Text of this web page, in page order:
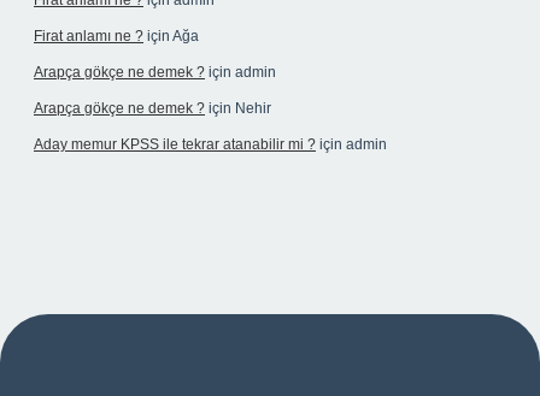
Firat anlamı ne ? için Ağa
Arapça gökçe ne demek ? için admin
Arapça gökçe ne demek ? için Nehir
Aday memur KPSS ile tekrar atanabilir mi ? için admin